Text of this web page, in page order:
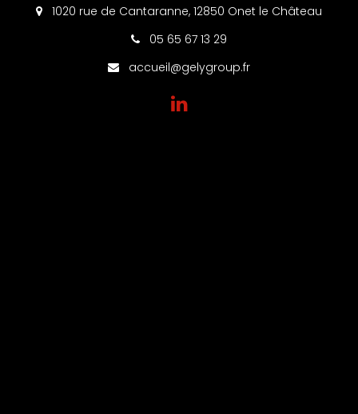
1020 rue de Cantaranne, 12850 Onet le Château
05 65 67 13 29
accueil@gelygroup.fr